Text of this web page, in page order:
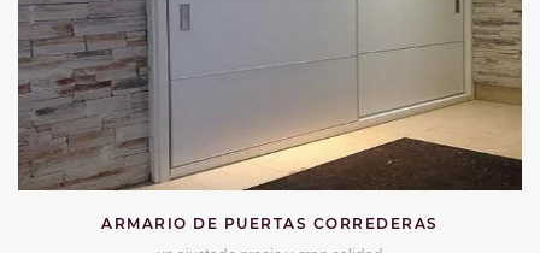
ARMARIO DE PUERTAS CORREDERAS